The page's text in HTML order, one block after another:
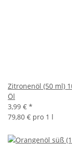
Zitronenöl (50 ml)
Öl
3,99 € *
79,80 € pro 1 l